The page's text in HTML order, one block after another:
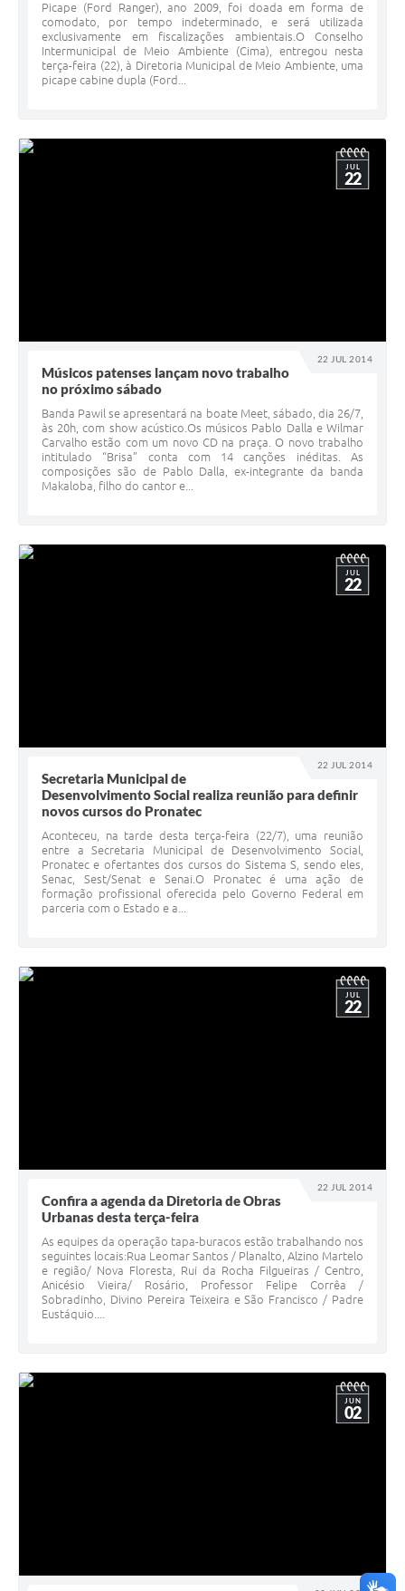
Picape (Ford Ranger), ano 2009, foi doada em forma de
comodato, por tempo indeterminado, e será utilizada
exclusivamente em fiscalizações ambientais.O Conselho
Intermunicipal de Meio Ambiente (Cima), entregou nesta
terça-feira (22), à Diretoria Municipal de Meio Ambiente, uma
picape cabine dupla (Ford...
22 JUL 2014
JUL
22
Músicos patenses lançam novo trabalho
no próximo sábado
Banda Pawil se apresentará na boate Meet, sábado, dia 26/7,
às 20h, com show acústico.Os músicos Pablo Dalla e Wilmar
Carvalho estão com um novo CD na praça. O novo trabalho
intitulado “Brisa” conta com 14 canções inéditas. As
composições são de Pablo Dalla, ex-integrante da banda
Makaloba, filho do cantor e...
22 JUL 2014
JUL
22
Secretaria Municipal de
Desenvolvimento Social realiza reunião para definir
novos cursos do Pronatec
Aconteceu, na tarde desta terça-feira (22/7), uma reunião
entre a Secretaria Municipal de Desenvolvimento Social,
Pronatec e ofertantes dos cursos do Sistema S, sendo eles,
Senac, Sest/Senat e Senai.O Pronatec é uma ação de
formação profissional oferecida pelo Governo Federal em
parceria com o Estado e a...
22 JUL 2014
JUL
22
Confira a agenda da Diretoria de Obras
Urbanas desta terça-feira
As equipes da operação tapa-buracos estão trabalhando nos
seguintes locais:Rua Leomar Santos / Planalto, Alzino Martelo
e região/ Nova Floresta, Rui da Rocha Filgueiras / Centro,
Anicésio Vieira/ Rosário, Professor Felipe Corrêa /
Sobradinho, Divino Pereira Teixeira e São Francisco / Padre
Eustáquio....
JUN
02